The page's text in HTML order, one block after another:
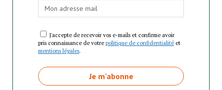
J'accepte de recevoir vos e-mails et confirme avoir
pris connaissance de votre politique de confidentialitéet
mentions légales.